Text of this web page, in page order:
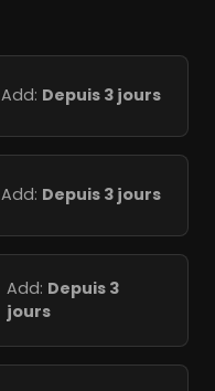
Add: Depuis 3 jours
Add: Depuis 3 jours
Add: Depuis 3
jours